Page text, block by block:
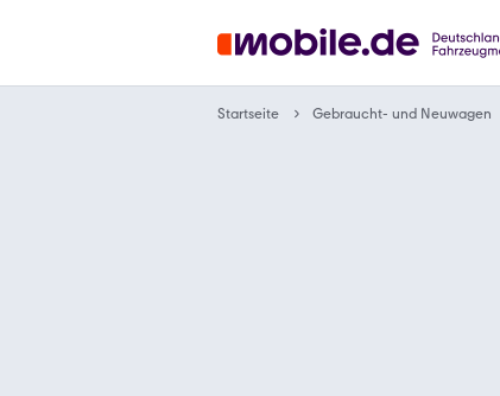
Startseite Gebraucht- und Neuwagen